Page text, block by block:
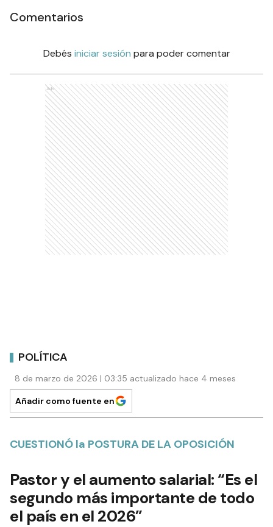
Comentarios
Debés iniciar sesión para poder comentar
Ads
POLÍTICA
8 de marzo de 2026 | 03:35 actualizado hace 4 meses
Añadir como fuente en
CUESTIONÓ la POSTURA DE LA OPOSICIÓN
Pastor y el aumento salarial: “Es el
segundo más importante de todo
el país en el 2026”